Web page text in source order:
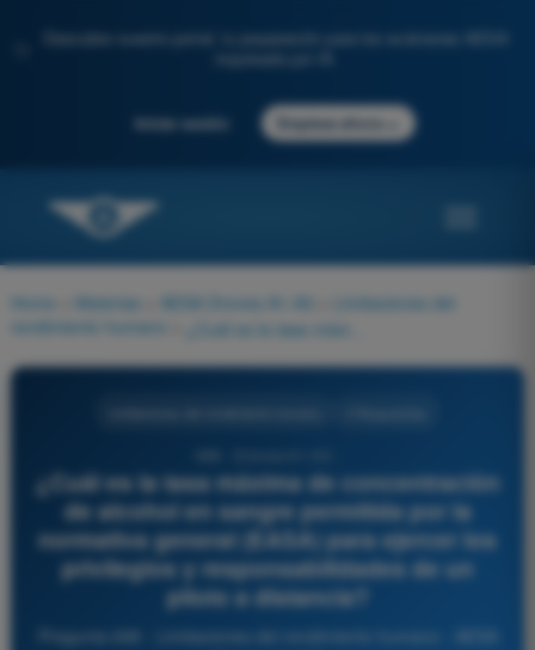
Descubre nuestro portal: tu preparación para los exámenes AESA
Iniciar sesión Empieza ahora
Home Materias AESA Drones A1-A3
Limitaciones del
rendimiento humano
¿Cuál es la tasa máxima de concentración
de alcohol en sangre permitida por la
normativa general (EASA) para ejercer los
privilegios y responsabilidades de un
piloto a distancia?
Pregunta 698 - Limitaciones del rendimiento humano - AESA